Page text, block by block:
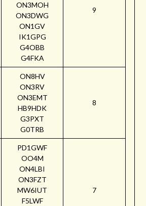
ON3MOH
ON3DWG
ON1GV
IK1GPG
G4OBB
G4FKA
9
ON8HV
ON3RV
ON3EMT
HB9HDK
G3PXT
G0TRB
8
PD1GWF
OO4M
ON4LBI
ON3FZT
MW6IUT
F5LWF
7